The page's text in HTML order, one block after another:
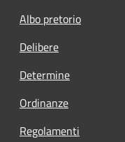
Albo pretorio
Delibere
Determine
Ordinanze
Regolamenti